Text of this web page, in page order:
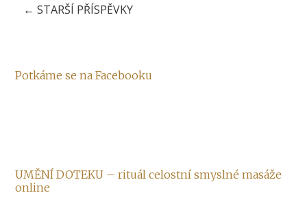
← STARŠÍ PŘÍSPĚVKY
Potkáme se na Facebooku
UMĚNÍ DOTEKU – rituál celostní smyslné masáže
online